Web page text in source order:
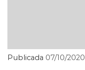
Publicada 07/10/2020